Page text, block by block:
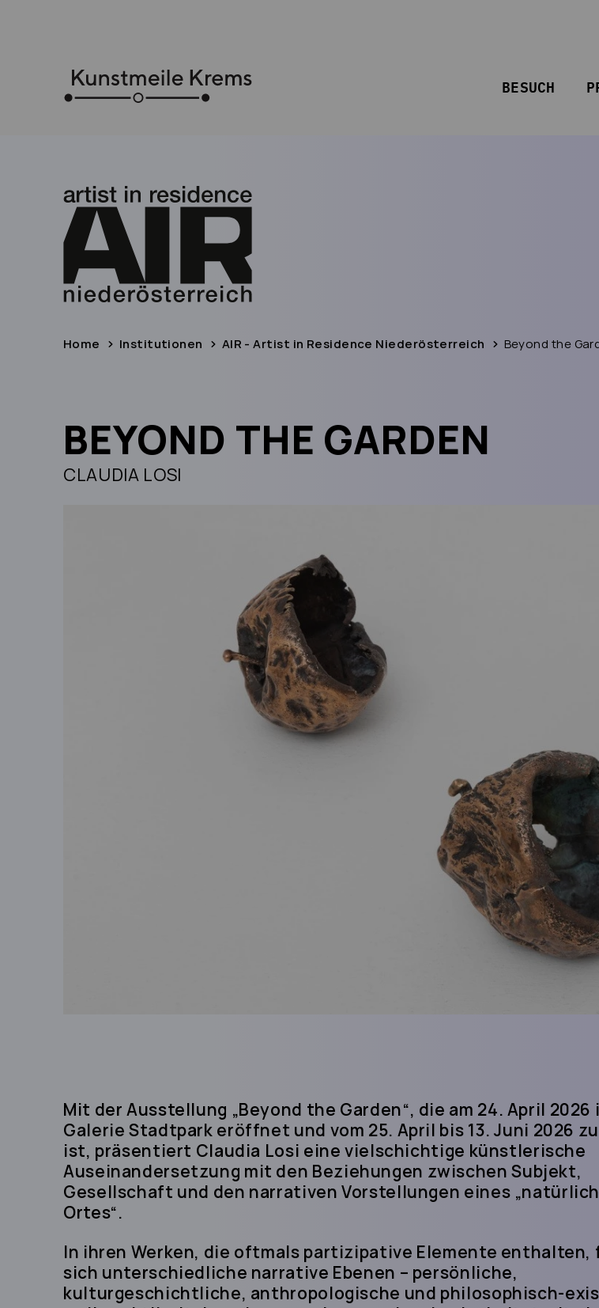
BESUCH
Home Institutionen AIR - Artist in Residence Niederösterreich Beyond the
BEYOND THE GARDEN
CLAUDIA LOSI
Mit der Ausstellung „Beyond the Garden“, die am 24. April 2026
Galerie Stadtpark eröffnet und vom 25. April bis 13. Juni 2026
ist, präsentiert Claudia Losi eine vielschichtige künstlerische
Auseinandersetzung mit den Beziehungen zwischen Subjekt,
Gesellschaft und den narrativen Vorstellungen eines
Ortes“.
In ihren Werken, die oftmals partizipative Elemente enthalten,
sich unterschiedliche narrative Ebenen – persönliche,
kulturgeschichtliche, anthropologische und philosophisch-